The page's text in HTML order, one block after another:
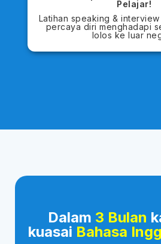
Pelajar!
Latihan speaking &
percaya diri menghadapi
lolos ke luar
Dalam 3 Bulan
kuasai Bahasa